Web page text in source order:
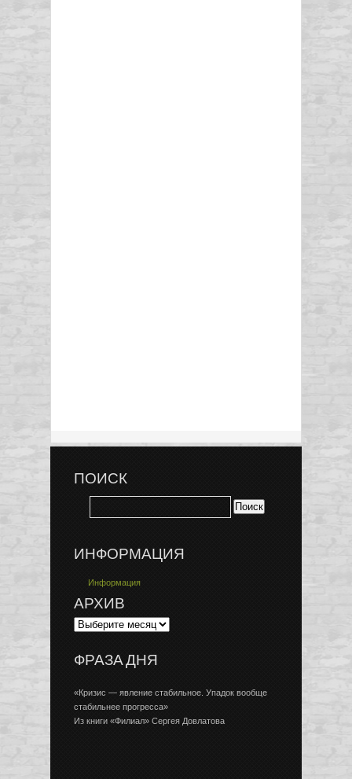
ПОИСК
ИНФОРМАЦИЯ
Информация
АРХИВ
ФРАЗА ДНЯ
«Кризис — явление стабильное. Упадок вообще
стабильнее прогресса»
Из книги «Филиал» Сергея Довлатова